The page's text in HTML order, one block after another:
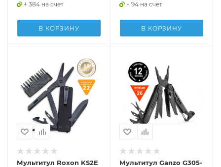
+ 384 на счет
В КОРЗИНУ
+ 94 на счет
В КОРЗИНУ
Мультитул Roxon KS2E
Мультитул Ganzo G305-